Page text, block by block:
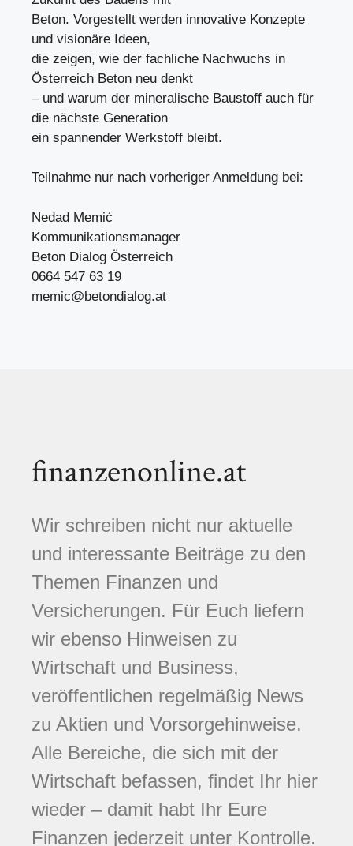
Beton. Vorgestellt werden innovative Konzepte
und visionäre Ideen,
die zeigen, wie der fachliche Nachwuchs in
Österreich Beton neu denkt
– und warum der mineralische Baustoff auch für
die nächste Generation
ein spannender Werkstoff bleibt.
Teilnahme nur nach vorheriger Anmeldung bei:
Nedad Memić
Kommunikationsmanager
Beton Dialog Österreich
0664 547 63 19
memic@betondialog.at
finanzenonline.at
Wir schreiben nicht nur aktuelle
und interessante Beiträge zu den
Themen Finanzen und
Versicherungen. Für Euch liefern
wir ebenso Hinweisen zu
Wirtschaft und Business,
veröffentlichen regelmäßig News
zu Aktien und Vorsorgehinweise.
Alle Bereiche, die sich mit der
Wirtschaft befassen, findet Ihr hier
wieder – damit habt Ihr Eure
Finanzen jederzeit unter Kontrolle.